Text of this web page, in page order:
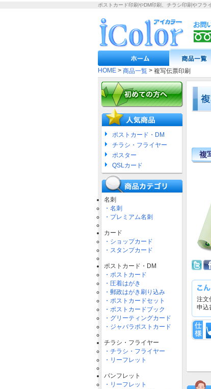
ポストカード印刷やDM印刷、チラシ印刷やフ
HOME > 商品一覧 > 複写伝票印刷
ポストカード・DM
チラシ・フライヤー
ポスター
QSLカード
名刺
・名刺
・プレミアム名刺
カード
・ショップカード
・スタンプカード
ポストカード・DM
・ポストカード
・圧着はがき
・郵政はがき刷り込み
・ポストカードセット
・ポストカードブック
・グリーティングカード
・ジャバラポストカード
チラシ・フライヤー
・チラシ・フライヤー
・リーフレット
パンフレット
・リーフレット
複
注文
申込